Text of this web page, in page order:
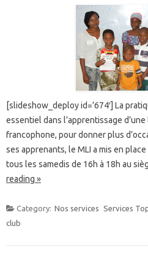
[slideshow_deploy id=’674′] La
essentiel dans l’apprentissage
francophone, pour donner plus
ses apprenants, le MLI a mis en place
tous les samedis de 16h à 18h au
reading »
Category: Nos services Services
club